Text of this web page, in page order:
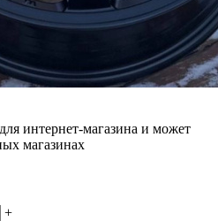
интернет-магазина и может
магазинах
+